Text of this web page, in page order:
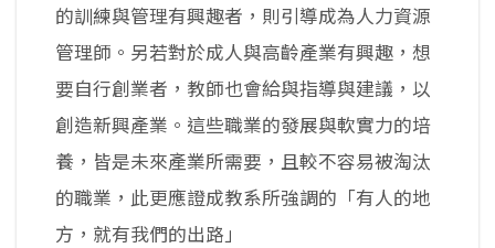
的訓練與管理有興趣者，則引導成為人力資源
管理師。另若對於成人與高齡產業有興趣，想
要自行創業者，教師也會給與指導與建議，以
創造新興產業。這些職業的發展與軟實力的培
養，皆是未來產業所需要，且較不容易被淘汰
的職業，此更應證成教系所強調的「有人的地
方，就有我們的出路」